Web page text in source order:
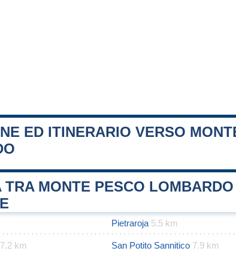
ED ITINERARIO VERSO
TRA MONTE PESCO
Pietraroja 5.5 km
7.2 km San Potito Sannitico 7.9 km